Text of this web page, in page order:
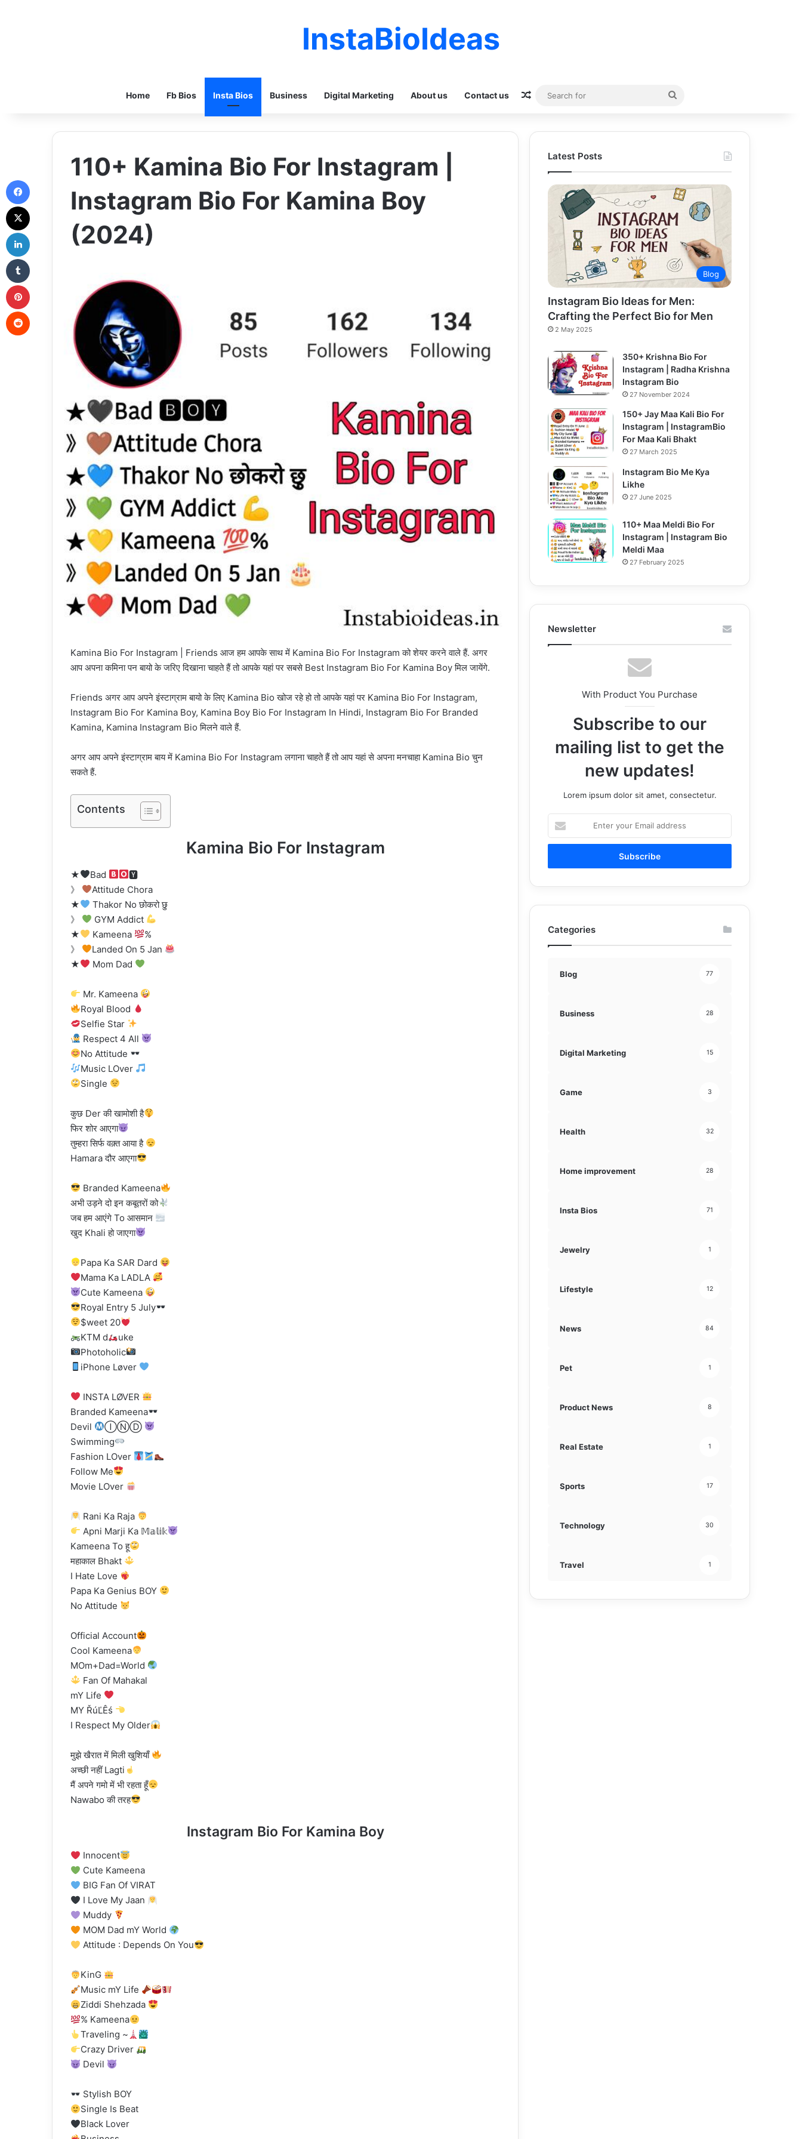
InstaBioIdeas
Home Fb Bios Insta Bios Business Digital Marketing About us Contact us Random Article
110+ Kamina Bio For Instagram |
Instagram Bio For Kamina Boy
(2024)
Kamina Bio For Instagram | Friends आज हम आपके साथ में Kamina Bio For Instagram को शेयर करने वाले हैं. अगर
आप अपना कमिना पन बायो के जरिए दिखाना चाहते हैं तो आपके यहां पर सबसे Best Instagram Bio For Kamina Boy मिल जायेंगे.
Friends अगर आप अपने इंस्टाग्राम बायो के लिए Kamina Bio खोज रहे हो तो आपके यहां पर Kamina Bio For Instagram,
Instagram Bio For Kamina Boy, Kamina Boy Bio For Instagram In Hindi, Instagram Bio For Branded
Kamina, Kamina Instagram Bio मिलने वाले हैं.
अगर आप अपने इंस्टाग्राम बाय में Kamina Bio For Instagram लगाना चाहते हैं तो आप यहां से अपना मनचाहा Kamina Bio चुन
सकते हैं.
Contents
Kamina Bio For Instagram
★ Bad
🆈
》
Attitude Chora
★
Thakor No छोकरो छु़
》
GYM Addict
★
Kameena
%
》
Landed On 5 Jan
★
Mom Dad
Mr. Kameena
Royal Blood
Selfie Star
Respect 4 All
No Attitude
Music LOver
Single
कुछ Der की खामोशी है
फिर शोर आएगा
तुम्हरा सिर्फ वक़्त आया है
Hamara दौर आएगा
Branded Kameena
अभी उड़ने दो इन कबूतरों को
जब हम आएंगे To आसमान
खुद Khali हो जाएगा
Papa Ka SAR Dard
Mama Ka LADLA
Cute Kameena
Royal Entry 5 July
$weet 20
KTM d
uke
Photoholic
iPhone Løver
INSTA LØVER
Branded Kameena
Devil
ⒾⓃⒹ
Swimming
Fashion LOver
Follow Me
Movie LOver
Rani Ka Raja
Apni Marji Ka 𝕄𝕒𝕝𝕚𝕜
Kameena To हू
महाकाल Bhakt
I Hate Love
Papa Ka Genius BOY
No Attitude
Official Account
Cool Kameena
MOm+Dad=World
Fan Of Mahakal
mY Life
MY ŘúĽÊś
I Respect My Older
मुझे खैरात में मिली खुशियाँ
अच्छी नहीं Lagti
मैं अपने गमो में भी रहता हूँ
Nawabo की तरह
Instagram Bio For Kamina Boy
Innocent
Cute Kameena
BIG Fan Of VIRAT
I Love My Jaan
Muddy
MOM Dad mY World
Attitude : Depends On You
KinG
Music mY Life
Ziddi Shehzada
% Kameena
Traveling ~
Crazy Driver
Devil
Stylish BOY
Single Is Beat
Black Lover
Latest Posts
Blog
Instagram Bio Ideas for Men:
Crafting the Perfect Bio for Men
2 May 2025
350+ Krishna Bio For
Instagram | Radha Krishna
Instagram Bio
27 November 2024
150+ Jay Maa Kali Bio For
Instagram | InstagramBio
For Maa Kali Bhakt
27 March 2025
Instagram Bio Me Kya
Likhe
27 June 2025
110+ Maa Meldi Bio For
Instagram | Instagram Bio
Meldi Maa
27 February 2025
Newsletter
With Product You Purchase
Subscribe to our
mailing list to get the
new updates!
Lorem ipsum dolor sit amet, consectetur.
your
Email
Categories
Blog 77
Business 28
Digital Marketing 15
Game 3
Health 32
Home improvement 28
Insta Bios 71
Jewelry 1
Lifestyle 12
News 84
Pet 1
Product News 8
Real Estate 1
Sports 17
Technology 30
Travel 1